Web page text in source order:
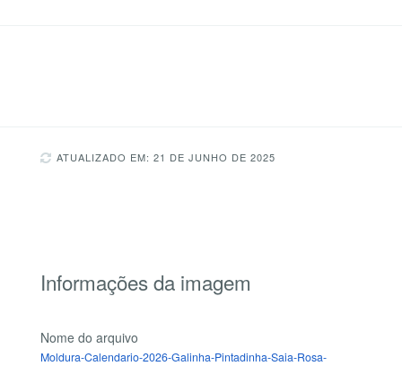
ATUALIZADO EM: 21 DE JUNHO DE 2025
Informações da imagem
Nome do arquivo
Moldura-Calendario-2026-Galinha-Pintadinha-Saia-Rosa-